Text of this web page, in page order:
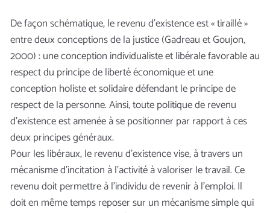
De façon schématique, le revenu d’existence est « tiraillé »
entre deux conceptions de la justice (Gadreau et Goujon,
2000) : une conception individualiste et libérale favorable au
respect du principe de liberté économique et une
conception holiste et solidaire défendant le principe de
respect de la personne. Ainsi, toute politique de revenu
d’existence est amenée à se positionner par rapport à ces
deux principes généraux.
Pour les libéraux, le revenu d’existence vise, à travers un
mécanisme d’incitation à l’activité à valoriser le travail. Ce
revenu doit permettre à l’individu de revenir à l’emploi. Il
doit en même temps reposer sur un mécanisme simple qui